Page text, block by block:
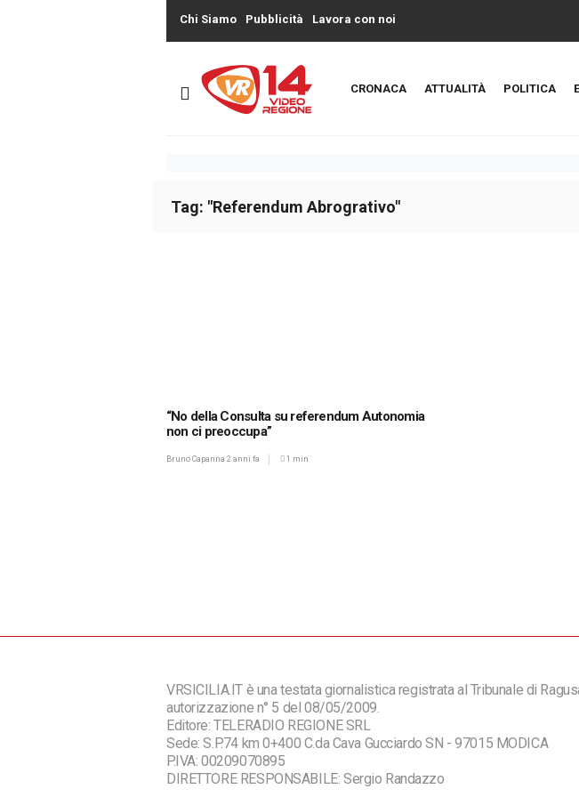
Chi Siamo Pubblicità Lavora con noi
CRONACA ATTUALITÀ POLITICA
Tag: "Referendum Abrogrativo"
“No della Consulta su referendum Autonomia
non ci preoccupa”
Bruno Capanna 2 anni fa 1 min
VRSICILIA.IT è una testata giornalistica registrata al Tribunale di
autorizzazione n° 5 del 08/05/2009.
Editore: TELERADIO REGIONE SRL
Sede: S.P.74 km 0+400 C.da Cava Gucciardo SN - 97015 MODICA
P.IVA: 00209070895
DIRETTORE RESPONSABILE: Sergio Randazzo